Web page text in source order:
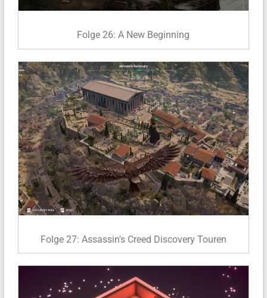
Folge 26: A New Beginning
Folge 27: Assassin's Creed Discovery Touren